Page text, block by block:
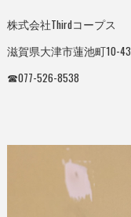
株式会社Thirdコープス
滋賀県大津市蓮池町10-43
☎︎077-526-8538